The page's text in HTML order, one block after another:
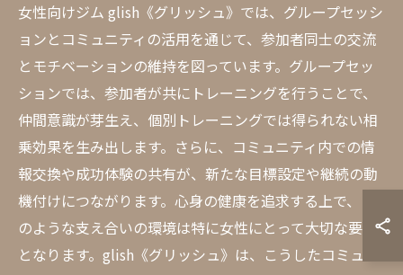
女性向けジム glish《グリッシュ》では、グループセッシ
ョンとコミュニティの活用を通じて、参加者同士の交流
とモチベーションの維持を図っています。グループセッ
ションでは、参加者が共にトレーニングを行うことで、
仲間意識が芽生え、個別トレーニングでは得られない相
乗効果を生み出します。さらに、コミュニティ内での情
報交換や成功体験の共有が、新たな目標設定や継続の動
機付けにつながります。心身の健康を追求する上で、こ
のような支え合いの環境は特に女性にとって大切な要素
となります。glish《グリッシュ》は、こうしたコミュニ